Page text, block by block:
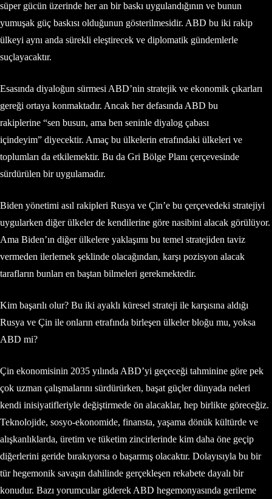
süper gücün üzerinde her an bir baskı uygulandığının ve bunun
yumuşak güç baskısı olduğunun gösterilmesidir. ABD bu iki rakip
ülkeyi aynı anda sürekli eleştirecek ve diplomatik gündemlerle
suçlayacaktır.
Esasında diyaloğun sürmesi ABD’nin stratejik ve ekonomik çıkarları
gereği ortaya konmaktadır. Ancak her defasında ABD bu
rakiplerine “sen busun, ama ben seninle diyalog çabası
içindeyim” diyecektir. Amaç bu ülkelerin etrafındaki ülkeleri ve
toplumları da etkilemektir. Bu da Gri Bölge Planı çerçevesinde
sürdürülen bir uygulamadır.
Biden yönetimi asıl rakipleri Rusya ve Çin’e bu çerçevedeki stratejiyi
uygularken diğer ülkeler de kendilerine göre nasibini alacak görülüyor.
Ama Biden’ın diğer ülkelere yaklaşımı bu temel stratejiden taviz
vermeden ilerlemek şeklinde olacağından, karşı pozisyon alacak
tarafların bunları en baştan bilmeleri gerekmektedir.
Kim başarılı olur? Bu iki ayaklı küresel strateji ile karşısına aldığı
Rusya ve Çin ile onların etrafında birleşen ülkeler bloğu mu, yoksa
ABD mi?
Çin ekonomisinin 2035 yılında ABD’yi geçeceği tahminine göre pek
çok uzman çalışmalarını sürdürürken, başat güçler dünyada neleri
kendi inisiyatifleriyle değiştirmede ön alacaklar, hep birlikte göreceğiz.
Teknolojide, sosyo-ekonomide, finansta, yaşama dönük kültürde ve
alışkanlıklarda, üretim ve tüketim zincirlerinde kim daha öne geçip
diğerlerini geride bırakıyorsa o başarmış olacaktır. Dolayısıyla bu bir
tür hegemonik savaşın dahilinde gerçekleşen rekabete dayalı bir
konudur. Bazı yorumcular giderek ABD hegemonyasında gerileme